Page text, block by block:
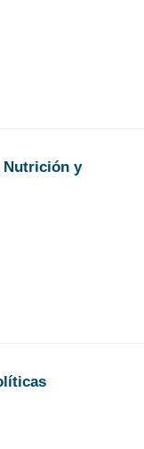
Nutrición y